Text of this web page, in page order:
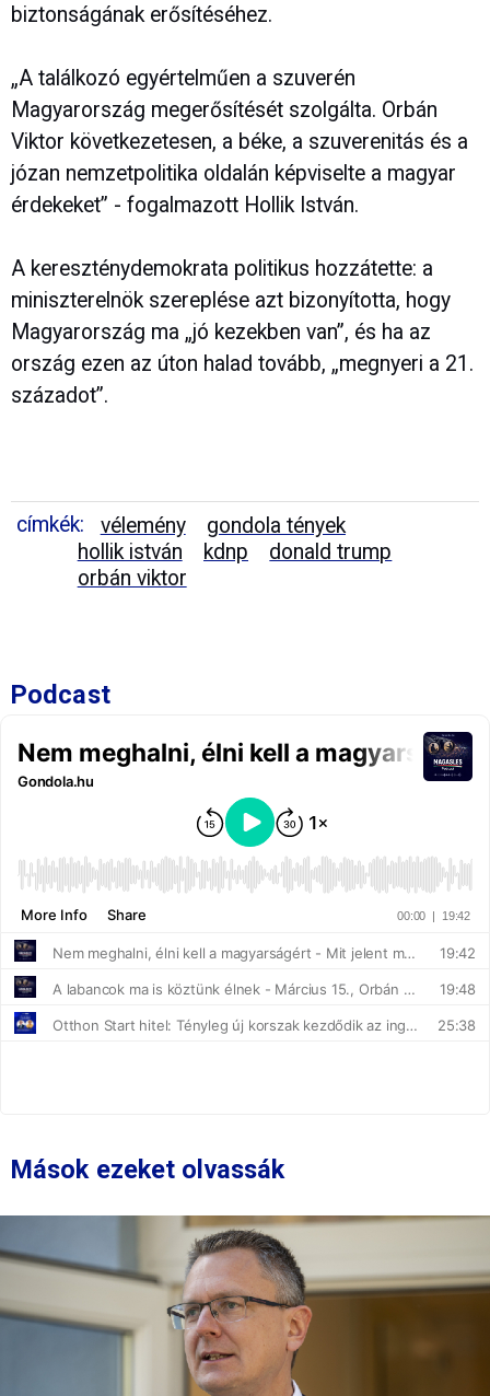
biztonságának erősítéséhez.
„A találkozó egyértelműen a szuverén
Magyarország megerősítését szolgálta. Orbán
Viktor következetesen, a béke, a szuverenitás és a
józan nemzetpolitika oldalán képviselte a magyar
érdekeket” - fogalmazott Hollik István.
A kereszténydemokrata politikus hozzátette: a
miniszterelnök szereplése azt bizonyította, hogy
Magyarország ma „jó kezekben van”, és ha az
ország ezen az úton halad tovább, „megnyeri a 21.
századot”.
címkék: vélemény
gondola tények
hollik istván
kdnp
donald trump
orbán viktor
Podcast
Mások ezeket olvassák